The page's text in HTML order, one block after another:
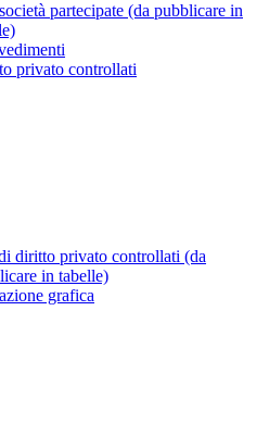
partecipate (da pubblicare in
privato controllati
diritto privato controllati (da
in tabelle)
grafica